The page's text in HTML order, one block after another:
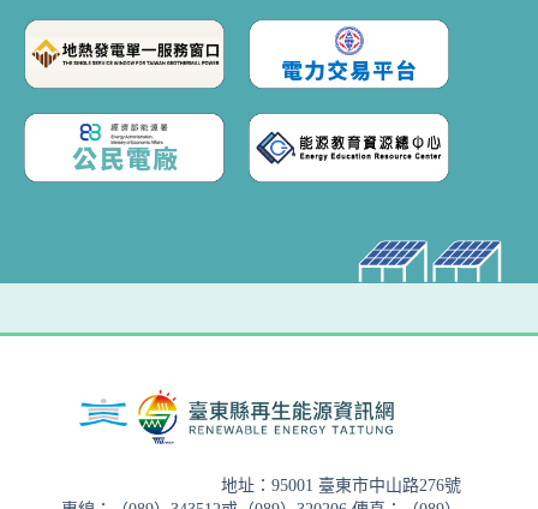
地址：95001 臺東市中山路276號